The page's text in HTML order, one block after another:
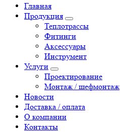
Главная
Продукция
Теплотрассы
Фитинги
Аксессуары
Инструмент
Услуги
Проектирование
Монтаж / шефмонтаж
Новости
Доставка / оплата
О компании
Контакты